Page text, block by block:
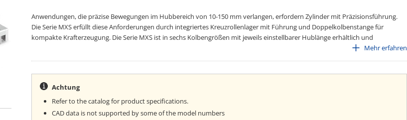
Anwendungen, die präzise Bewegungen im Hubbereich von 10-150 mm verlangen, erfordern Zylinder mit Präzisionsführung.
Die Serie MXS erfüllt diese Anforderungen durch integriertes Kreuzrollenlager mit Führung und Doppelkolbenstange für
kompakte Krafterzeugung. Die Serie MXS ist in sechs Kolbengrößen mit jeweils einstellbarer Hublänge erhältlich und
standardmäßig mit Signalgebernuten für Signalgeberabfrage ausgestattet. Die Hubeinstellung ist erhältlich für
Mehr erfahren
Achtung
Refer to the catalog for product specifications.
CAD data is not supported by some of the model numbers